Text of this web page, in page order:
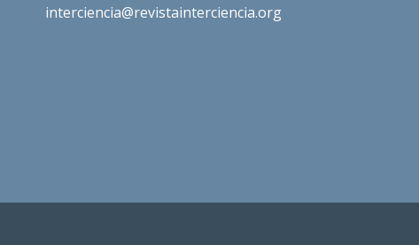
interciencia@revistainterciencia.org